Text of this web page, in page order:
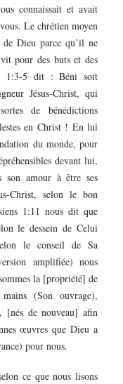
connaissait et avait
Le chrétien moyen
Dieu parce qu’il ne
pour des buts et des
1:3-5 dit : Béni soit
Jésus-Christ, qui
de bénédictions
en Christ ! En lui
du monde, pour
devant lui,
son amour à être ses
Christ, selon le bon
1:11 nous dit que
le dessein de Celui
le conseil de Sa
amplifiée) nous
la [propriété] de
(Son ouvrage),
[nés de nouveau] afin
œuvres que Dieu a
pour nous.
ce que nous lisons